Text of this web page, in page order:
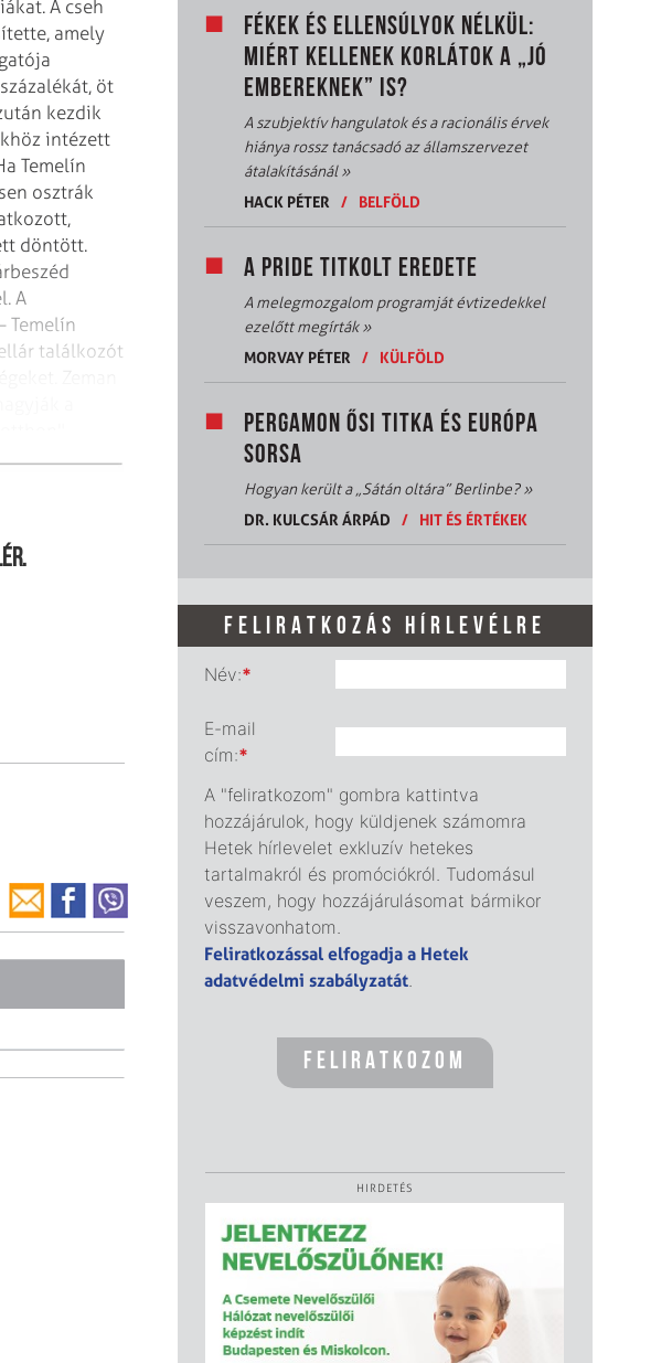
A cseh
amely
öt
kezdik
intézett
Temelín
osztrák
döntött.
A
Temelín
találkozót
FÉKEK ÉS ELLENSÚLYOK NÉLKÜL:
MIÉRT KELLENEK KORLÁTOK A „JÓ
EMBEREKNEK” IS?
A szubjektív hangulatok és a racionális érvek
hiánya rossz tanácsadó az államszervezet
átalakításánál»
HACK PÉTER
/ BELFÖLD
A PRIDE TITKOLT EREDETE
A melegmozgalom programját évtizedekkel
ezelőtt megírták»
MORVAY PÉTER
/ KÜLFÖLD
PERGAMON ŐSI TITKA ÉS EURÓPA
SORSA
Hogyan került a „Sátán oltára” Berlinbe?»
DR. KULCSÁR ÁRPÁD
/ HIT ÉS ÉRTÉKEK
FELIRATKOZÁS HÍRLEVÉLRE
Név:*
E-mail
cím:*
A "feliratkozom" gombra kattintva
hozzájárulok, hogy küldjenek számomra
Hetek hírlevelet exkluzív hetekes
tartalmakról és promóciókról. Tudomásul
veszem, hogy hozzájárulásomat bármikor
visszavonhatom.
Feliratkozással elfogadja a Hetek
adatvédelmi szabályzatát.
HIRDETÉS